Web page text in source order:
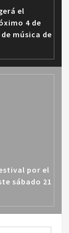
el
4 de
música de
por el
sábado 21